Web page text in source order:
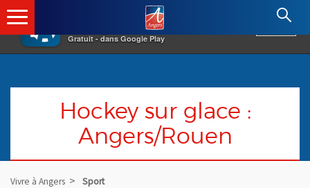
×
Gratuit - dans Google Play
Angers.fr : Retour à l'accueil
Hockey sur glace :
Angers/Rouen
Vivre à Angers Sport